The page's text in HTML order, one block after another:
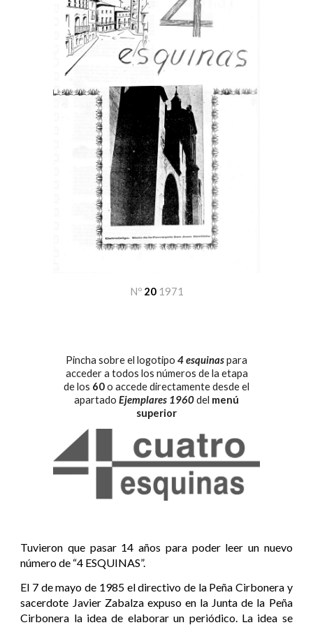
Nº 20 1971
Pincha sobre el logotipo 4 esquinaspara
acceder a todos los números de la etapa
de los 60o accede directamente desde el
apartado Ejemplares 1960del menú
superior
Tuvieron que pasar 14 años para poder leer un nuevo
número de “4 ESQUINAS”.
El 7 de mayo de 1985 el directivo de la Peña Cirbonera y
sacerdote Javier Zabalza expuso en la Junta de la Peña
Cirbonera la idea de elaborar un periódico. La idea se